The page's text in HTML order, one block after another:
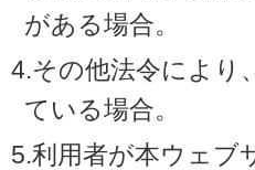
がある場合。
4.その他法令により
ている場合。
5.利用者が本ウェブ